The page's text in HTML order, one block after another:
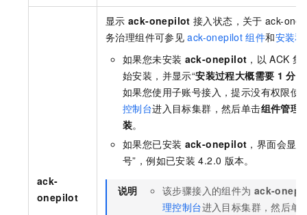
ack-
onepilot
显示 ack-onepilot 接入状态，关于 ack-
务治理组件可参见 ack-onepilot 组件和安装
如果您未安装 ack-onepilot ，以 ACK 集
始安装，并显示“安装过程大概需要 1 分
如果您使用子账号接入，提示没有权限使
控制台进入目标集群，然后单击组件管理
装。
如果您已安装 ack-onepilot ，界面会显
号”，例如已安装 4.2.0 版本。
说明 该步骤接入的组件为 ack-
理控制台进入目标集群，然后单